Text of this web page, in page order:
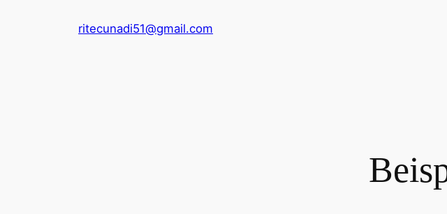
ritecunadi51@gmail.com